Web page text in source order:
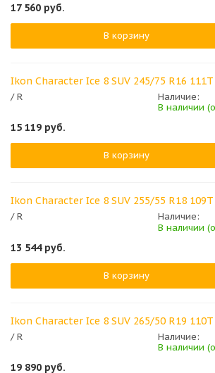
17 560 руб.
В корзину
Ikon Character Ice 8 SUV 245/75 R16 111T
/ R
Наличие:
В наличии
15 119 руб.
В корзину
Ikon Character Ice 8 SUV 255/55 R18 109T
/ R
Наличие:
В наличии
13 544руб.
В корзину
Ikon Character Ice 8 SUV 265/50 R19 110T
/ R
Наличие:
В наличии
19 890 руб.